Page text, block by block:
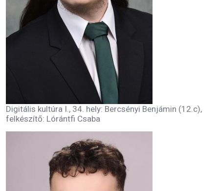
Digitális kultúra I., 34. hely: Bercsényi Benjámin (12.c),
felkészítő: Lórántfi Csaba